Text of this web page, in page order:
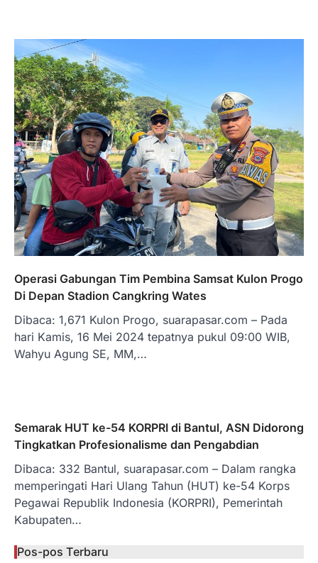
Operasi Gabungan Tim Pembina Samsat Kulon Progo
Di Depan Stadion Cangkring Wates
Dibaca: 1,671 Kulon Progo, suarapasar.com – Pada
hari Kamis, 16 Mei 2024 tepatnya pukul 09:00 WIB,
Wahyu Agung SE, MM,…
Semarak HUT ke-54 KORPRI di Bantul, ASN Didorong
Tingkatkan Profesionalisme dan Pengabdian
Dibaca: 332 Bantul, suarapasar.com – Dalam rangka
memperingati Hari Ulang Tahun (HUT) ke-54 Korps
Pegawai Republik Indonesia (KORPRI), Pemerintah
Kabupaten…
Pos-pos Terbaru